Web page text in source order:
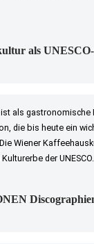
als
als gastronomische
die bis heute ein
Wiener
der UNESCO.